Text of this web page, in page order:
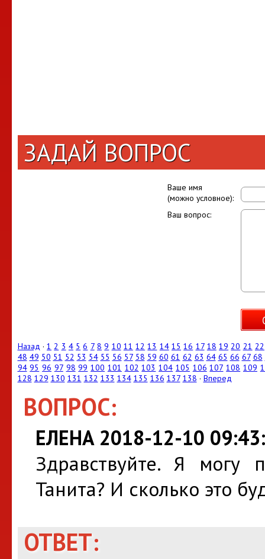
ЗАДАЙ ВОПРОС
Ваше имя
(можно условное):
Ваш вопрос:
Назад ·1 2 3 4 5 6 7 8 9 10 11 12 13 14 15 16 17 18 19 20 21 22
48 49 50 51 52 53 54 55 56 57 58 59 60 61 62 63 64 65 66 67 68
94 95 96 97 98 99 100 101 102 103 104 105 106 107 108 109
128 129 130 131 132 133 134 135 136 137 138 · Вперед
ВОПРОС:
ЕЛЕНА 2018-12-10
Здравствуйте. Я могу
Танита? И сколько это
ОТВЕТ: